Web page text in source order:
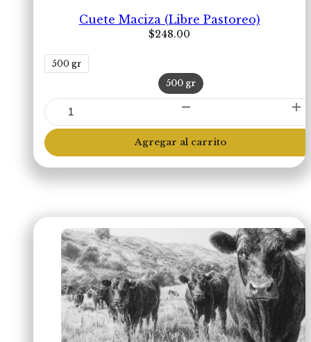
Cuete Maciza (Libre Pastoreo)
$248.00
500 gr
500 gr
Cuete
Maciza
(Libre
Pastoreo)
cantidad
Agregar al carrito